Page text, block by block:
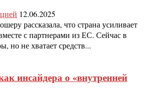
12.06.2025
рассказала, что страна усиливает
с партнерами из ЕС. Сейчас в
но не хватает средств...
инсайдера о «внутренней